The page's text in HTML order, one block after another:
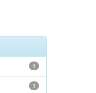
1
1